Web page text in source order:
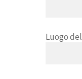
Luogo